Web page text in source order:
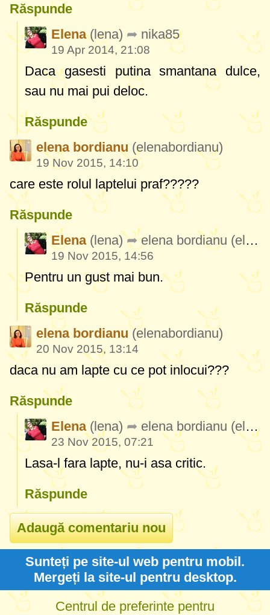
Răspunde
Elena(lena) nika85
19 Apr 2014, 21:08
Daca gasesti putina smantana dulce,
sau nu mai pui deloc.
Răspunde
elena bordianu (elenabordianu)
19 Nov 2015, 14:10
care este rolul laptelui praf?????
Răspunde
Elena (lena) elena bordianu (elenabordianu)
19 Nov 2015, 14:56
Pentru un gust mai bun.
Răspunde
elena bordianu(elenabordianu)
20 Nov 2015, 13:14
daca nu am lapte cu ce pot inlocui???
Răspunde
Elena (lena) elena bordianu (elenabordianu)
23 Nov 2015, 07:21
Lasa-l fara lapte, nu-i asa critic.
Răspunde
Sunteți pe site-ul web pentru mobil.
Mergeți la site-ul pentru desktop.
Centrul de preferinte pentru